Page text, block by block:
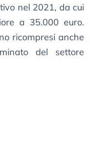
nel 2021, da cui
a 35.000 euro.
ricompresi anche
del settore